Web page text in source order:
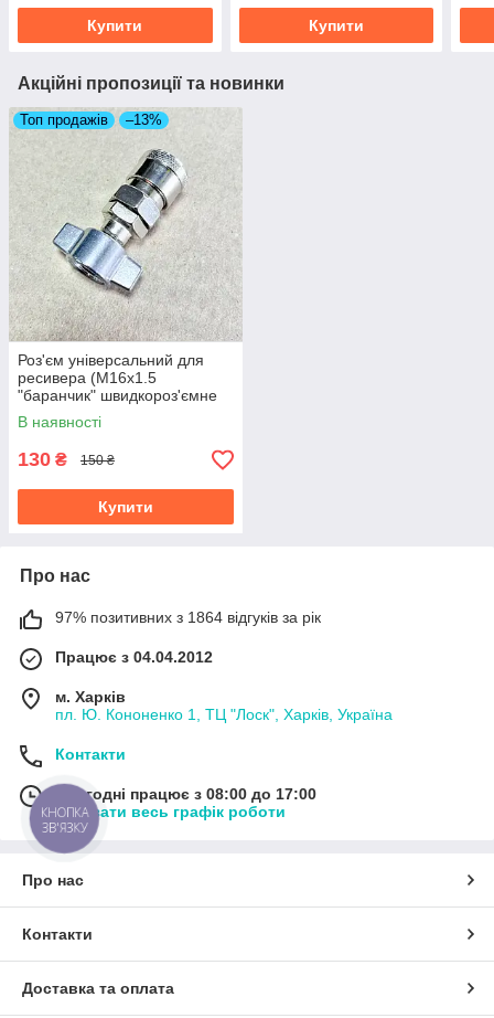
Купити Купити
Акційні пропозиції та новинки
Топ продажів –13%
Роз'єм універсальний для
ресивера (М16х1.5
"баранчик" швидкороз'ємне
з'єднання під ЄВРО). DTL-
4455
В наявності
130 ₴ 150 ₴
Купити
Про нас
97% позитивних з 1864 відгуків за рік
Працює з 04.04.2012
м. Харків
пл. Ю. Кононенко 1, ТЦ "Лоск", Харків, Україна
Контакти
Сьогодні працює з 08:00 до 17:00
Показати весь графік роботи
Про нас
Контакти
Доставка та оплата
КНОПКА
ЗВ'ЯЗКУ